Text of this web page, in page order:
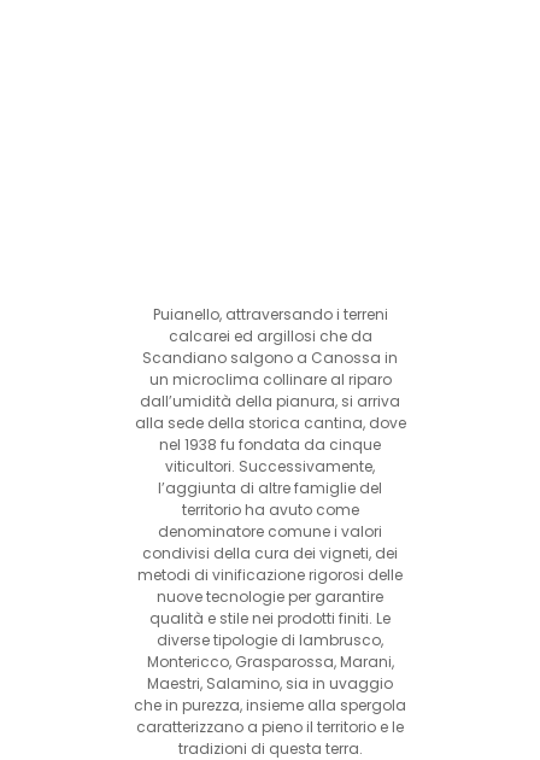
Puianello, attraversando i terreni
calcarei ed argillosi che da
Scandiano salgono a Canossa in
un microclima collinare al riparo
dall’umidità della pianura, si arriva
alla sede della storica cantina, dove
nel 1938 fu fondata da cinque
viticultori. Successivamente,
l’aggiunta di altre famiglie del
territorio ha avuto come
denominatore comune i valori
condivisi della cura dei vigneti, dei
metodi di vinificazione rigorosi delle
nuove tecnologie per garantire
qualità e stile nei prodotti finiti. Le
diverse tipologie di lambrusco,
Montericco, Grasparossa, Marani,
Maestri, Salamino, sia in uvaggio
che in purezza, insieme alla spergola
caratterizzano a pieno il territorio e le
tradizioni di questa terra.